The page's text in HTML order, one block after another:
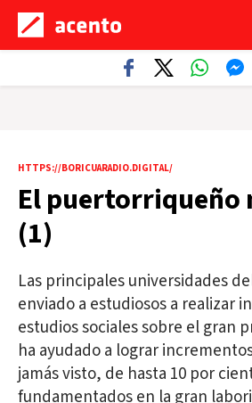
HTTPS://BORICUARADIO.DIGITAL/
El puertorriqueño
(1)
Las principales universidades
enviado a estudiosos a realizar
estudios sociales sobre el gran
ha ayudado a lograr
jamás visto, de hasta 10 por
fundamentados en la gran